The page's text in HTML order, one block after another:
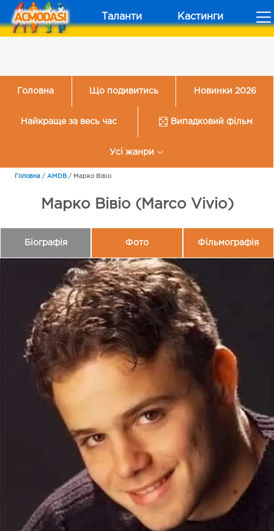
Таланти Кастинги
Головна Що подивитись Новинки 2026
Найкраще за весь час Випадковий фільм
Усі жанри
Головна / AMDB / Марко Вівіо
Марко Вівіо (Marco Vivio)
Біографія Фото Фільмографія